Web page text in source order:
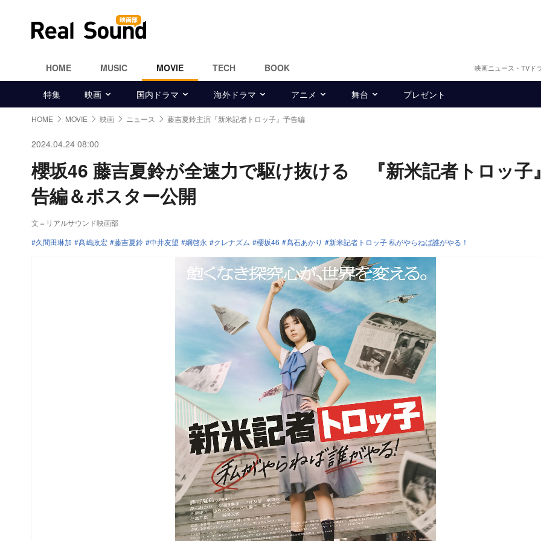
HOME MUSIC MOVIE TECH BOOK 映画ニュース・TVド
特集 映画 国内ドラマ 海外ドラマ アニメ 舞台 プレゼント
HOME MOVIE 映画 ニュース 藤吉夏鈴主演『新米記者トロッ子』予告編
2024.04.24 08:00
櫻坂46 藤吉夏鈴が全速力で駆け抜ける 『新米記者トロッ子
告編＆ポスター公開
文＝リアルサウンド映画部
久間田琳加
髙嶋政宏 藤吉夏鈴 中井友望 綱啓永 クレナズム 櫻坂46 髙石あかり 新米記者トロッ子 私がやらねば誰がやる！